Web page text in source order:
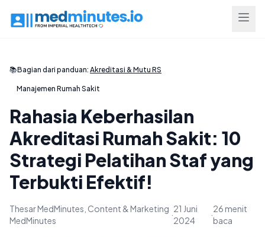
📚Bagian dari panduan: Akreditasi & Mutu RS
Manajemen Rumah Sakit
Rahasia Keberhasilan
Akreditasi Rumah Sakit: 10
Strategi Pelatihan Staf yang
Terbukti Efektif!
Thesar MedMinutes, Content & Marketing
MedMinutes
·
21 Juni
2024
·
26 menit
baca